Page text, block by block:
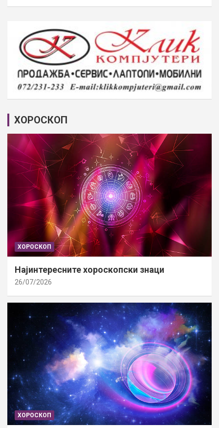
ХОРОСКОП
ХОРОСКОП
Најинтересните хороскопски знаци
26/07/2026
ХОРОСКОП